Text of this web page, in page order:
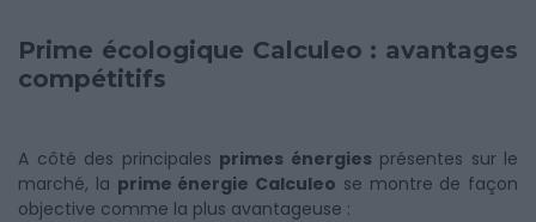
Prime écologique Calculeo : avantages
compétitifs
A côté des principales primes énergies présentes sur le
marché, la prime énergie Calculeo se montre de façon
objective comme la plus avantageuse :